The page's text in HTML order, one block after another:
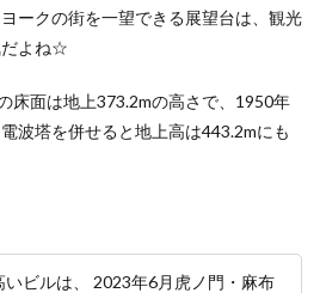
ークの街を一望できる展望台は、観光
だよね☆
床面は地上373.2mの高さで、1950年
波塔を併せると地上高は443.2mにも
いビルは、 2023年6月虎ノ門・麻布